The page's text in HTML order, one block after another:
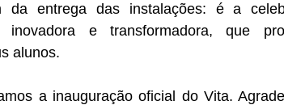
da entrega das instalações: é a
inovadora e transformadora, que
alunos.
a inauguração oficial do Vita.